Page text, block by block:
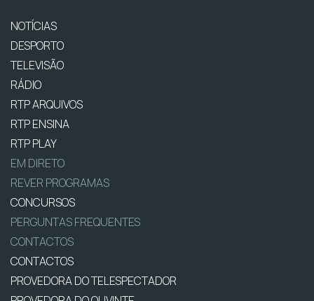
NOTÍCIAS
DESPORTO
TELEVISÃO
RÁDIO
RTP ARQUIVOS
RTP ENSINA
RTP PLAY
EM DIRETO
REVER PROGRAMAS
CONCURSOS
PERGUNTAS FREQUENTES
CONTACTOS
CONTACTOS
PROVEDORA DO TELESPECTADOR